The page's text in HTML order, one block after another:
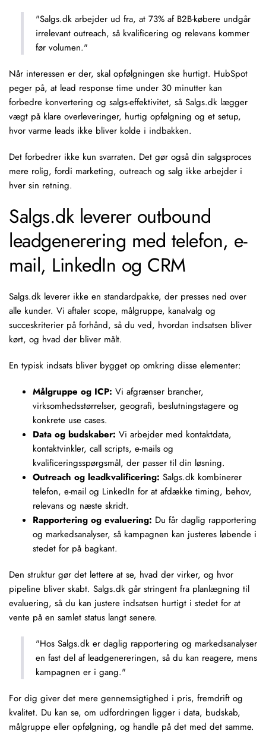
"Salgs.dk arbejder ud fra, at 73% af B2B-købere undgår
irrelevant outreach, så kvalificering og relevans kommer
før volumen."
Når interessen er der, skal opfølgningen ske hurtigt. HubSpot
peger på, at lead response time under 30 minutter kan
forbedre konvertering og salgs-effektivitet, så Salgs.dk lægger
vægt på klare overleveringer, hurtig opfølgning og et setup,
hvor varme leads ikke bliver kolde i indbakken.
Det forbedrer ikke kun svarraten. Det gør også din salgsproces
mere rolig, fordi marketing, outreach og salg ikke arbejder i
hver sin retning.
Salgs.dk leverer outbound
leadgenerering med telefon, e-
mail, LinkedIn og CRM
Salgs.dk leverer ikke en standardpakke, der presses ned over
alle kunder. Vi aftaler scope, målgruppe, kanalvalg og
succeskriterier på forhånd, så du ved, hvordan indsatsen bliver
kørt, og hvad der bliver målt.
En typisk indsats bliver bygget op omkring disse elementer:
Målgruppe og ICP: Vi afgrænser brancher,
virksomhedsstørrelser, geografi, beslutningstagere og
konkrete use cases.
Data og budskaber: Vi arbejder med kontaktdata,
kontaktvinkler, call scripts, e-mails og
kvalificeringsspørgsmål, der passer til din løsning.
Outreach og leadkvalificering: Salgs.dk kombinerer
telefon, e-mail og LinkedIn for at afdække timing, behov,
relevans og næste skridt.
Rapportering og evaluering: Du får daglig rapportering
og markedsanalyser, så kampagnen kan justeres løbende i
stedet for på bagkant.
Den struktur gør det lettere at se, hvad der virker, og hvor
pipeline bliver skabt. Salgs.dk går stringent fra planlægning til
evaluering, så du kan justere indsatsen hurtigt i stedet for at
vente på en samlet status langt senere.
"Hos Salgs.dk er daglig rapportering og markedsanalyser
en fast del af leadgenereringen, så du kan reagere, mens
kampagnen er i gang."
For dig giver det mere gennemsigtighed i pris, fremdrift og
kvalitet. Du kan se, om udfordringen ligger i data, budskab,
målgruppe eller opfølgning, og handle på det med det samme.